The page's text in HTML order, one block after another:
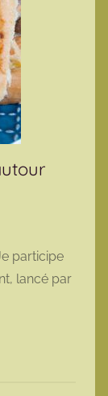
participe
lancé par